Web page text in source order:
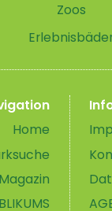
Zoos
Home
Magazin